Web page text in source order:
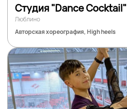
Студия "Dance Cocktail"
Люблино
Авторская хореография, High heels